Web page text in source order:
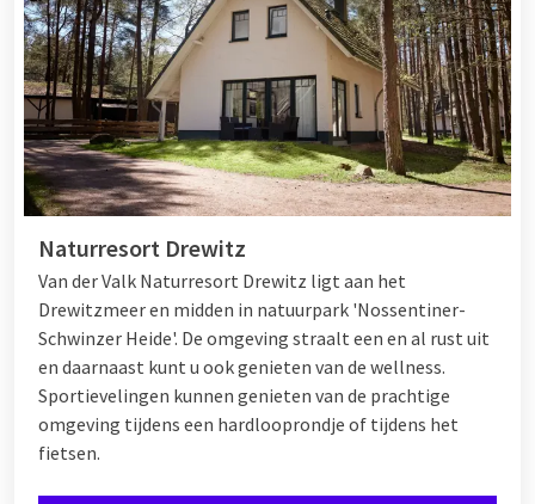
Naturresort Drewitz
Van der Valk Naturresort Drewitz ligt aan het
Drewitzmeer en midden in natuurpark 'Nossentiner-
Schwinzer Heide'. De omgeving straalt een en al rust uit
en daarnaast kunt u ook genieten van de wellness.
Sportievelingen kunnen genieten van de prachtige
omgeving tijdens een hardlooprondje of tijdens het
fietsen.